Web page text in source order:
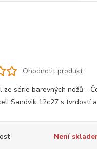
Ohodnotit produkt
ze série barevných nožů -
Sandvik 12c27 s tvrdostí
Není